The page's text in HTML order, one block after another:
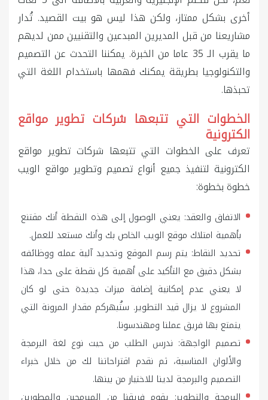
أخرى بشكل ممتاز، ولكن هذا ليس هو بيت القصيد. تُدار
مشاريعنا من قبل المديرين المبدعين والتقنيين ممن لديهم
ما يقرب الـ 35 عاما من الخبرة. يمكننا التحدث عن التصميم
والتكنولوجيا بطريقة يمكنك فهمها باستخدام اللغة التي
تحبذها.
الخطوات التي تتبعها شركات تطوير مواقع
الكترونية
تعرف على الخطوات التي تتبعها شركات تطوير مواقع
الكترونية لتنفيذ جميع أنواع تصميم وتطوير مواقع الويب
خطوة بخطوة:
الاتفاق والعقد: يعني الوصول إلى هذه النقطة أنك مقتنع
بأهمية امتلاك موقع الويب الخاص بك وأنك مستعد للعمل.
تحديد النقاط: يتم رسم الموقع وتحديد آلية عمله ووظائفه
بشكل دقيق مع التأكيد على أهمية كل نقطة على حدا، هذا
لا يعني عدم إمكانية إضافة ميزات جديدة حتى لو كان
المشروع لا يزال قيد التطوير. ستُبهركم مقدار المرونة التي
يتمتع بها فريق عملنا ومهندسونا.
تصميم الواجهة: ندرس الطلب من حيث نوع لغة البرمجة
والألوان المناسبة، ثم نقدم اقتراحاتنا لك من خلال خبراء
التصميم والبرمجة لدينا للاختيار من بينها.